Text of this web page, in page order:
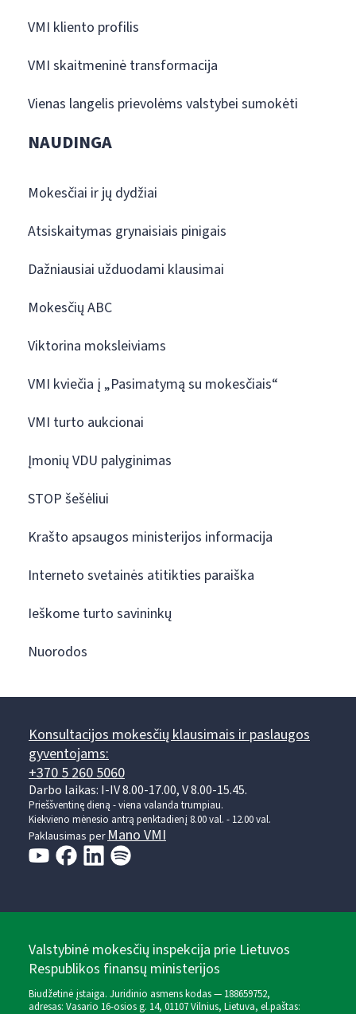
VMI kliento profilis
VMI skaitmeninė transformacija
Vienas langelis prievolėms valstybei sumokėti
NAUDINGA
Mokesčiai ir jų dydžiai
Atsiskaitymas grynaisiais pinigais
Dažniausiai užduodami klausimai
Mokesčių ABC
Viktorina moksleiviams
VMI kviečia į „Pasimatymą su mokesčiais“
VMI turto aukcionai
Įmonių VDU palyginimas
STOP šešėliui
Krašto apsaugos ministerijos informacija
Interneto svetainės atitikties paraiška
Ieškome turto savininkų
Nuorodos
Konsultacijos mokesčių klausimais ir paslaugos
gyventojams:
+370 5 260 5060
Darbo laikas: I-IV 8.00-17.00, V 8.00-15.45.
Prieššventinę dieną - viena valanda trumpiau.
Kiekvieno mėnesio antrą penktadienį 8.00 val. - 12.00 val.
Paklausimas per Mano VMI
Valstybinė mokesčių inspekcija prie Lietuvos
Respublikos finansų ministerijos
Biudžetinė įstaiga. Juridinio asmens kodas — 188659752,
adresas: Vasario 16-osios g. 14, 01107 Vilnius, Lietuva, el.paštas: